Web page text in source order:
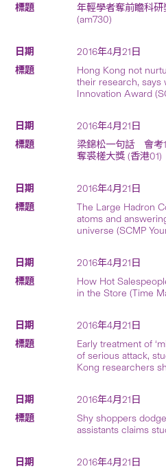
年輕學者奪前瞻科
(am730)
2016年4月21日
Hong Kong not
their research,
Innovation Award
2016年4月21日
梁錦松一句話 會
奪裘槎大獎 (香港01)
2016年4月21日
The Large Hadron
atoms and
universe (SCMP
2016年4月21日
How Hot
in the Store (Time
2016年4月21日
Early treatment of
of serious attack,
Kong researchers
2016年4月21日
Shy shoppers
assistants claims
2016年4月21日